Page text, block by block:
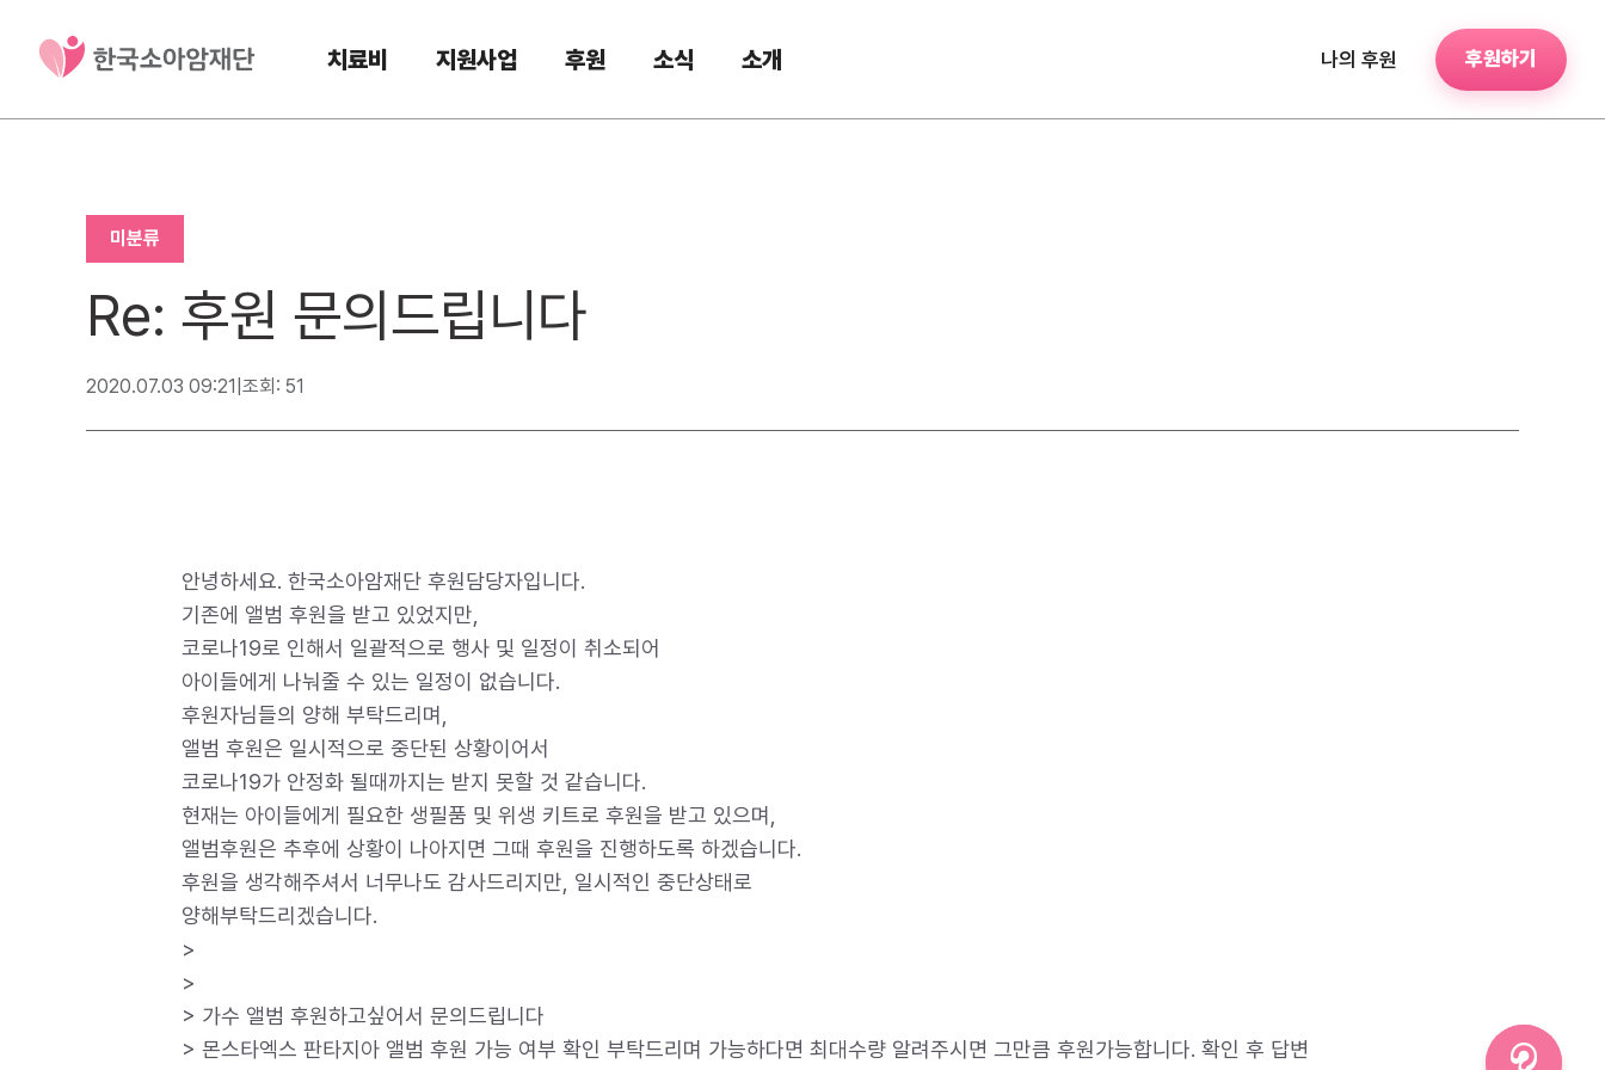
치료비 지원사업 후원 소식 소개 나의 후원 후원하기
미분류
Re: 후원 문의드립니다
2020.07.03 09:21 조회: 51
안녕하세요. 한국소아암재단 후원담당자입니다.
기존에 앨범 후원을 받고 있었지만,
코로나19로 인해서 일괄적으로 행사 및 일정이 취소되어
아이들에게 나눠줄 수 있는 일정이 없습니다.
후원자님들의 양해 부탁드리며,
앨범 후원은 일시적으로 중단된 상황이어서
코로나19가 안정화 될때까지는 받지 못할 것 같습니다.
현재는 아이들에게 필요한 생필품 및 위생 키트로 후원을 받고 있으며,
앨범후원은 추후에 상황이 나아지면 그때 후원을 진행하도록 하겠습니다.
후원을 생각해주셔서 너무나도 감사드리지만, 일시적인 중단상태로
양해부탁드리겠습니다.
>
>
> 가수 앨범 후원하고싶어서 문의드립니다
> 몬스타엑스 판타지아 앨범 후원 가능 여부 확인 부탁드리며 가능하다면 최대수량 알려주시면 그만큼 후원가능합니다. 확인 후 답변